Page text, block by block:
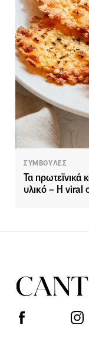
ΣΥΜΒΟΥΛΕΣ
Τα πρωτεϊνικά
υλικό – Η viral